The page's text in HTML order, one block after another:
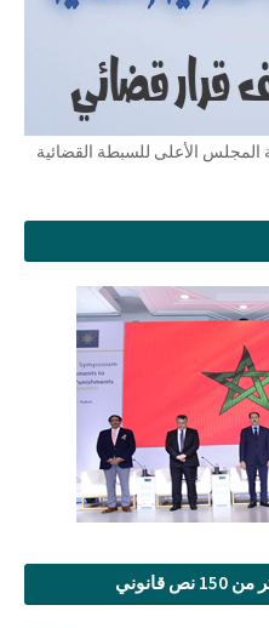
مع منصة المجلس الأعلى للسبطة القضائية